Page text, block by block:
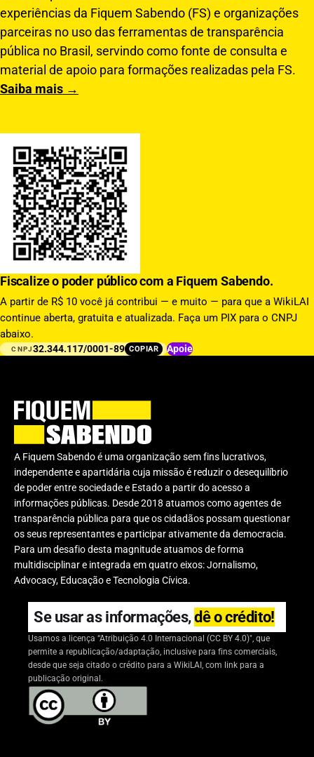
experiências da Fiquem Sabendo (FS) e organizações
parceiras no uso das ferramentas de transparência
pública no Brasil, servindo como fonte de consulta e
material de apoio para formações realizadas pela FS.
Saiba mais →
Fiscalize o poder público com a Fiquem Sabendo.
A partir de R$ 10 você já contribui — e muito — para que a WikiLAI
continue aberta, gratuita e atualizada. Faça um PIX para o CNPJ
abaixo.
CNPJ32.344.117/0001-89 COPIAR Apoie
A Fiquem Sabendo é uma organização sem fins lucrativos,
independente e apartidária cuja missão é reduzir o desequilíbrio
de poder entre sociedade e Estado a partir do acesso a
informações públicas. Desde 2018 atuamos como agentes de
transparência pública para que os cidadãos possam questionar
os seus representantes e participar ativamente da democracia.
Para um desafio desta magnitude atuamos de forma
multidisciplinar e integrada em quatro eixos: Jornalismo,
Advocacy, Educação e Tecnologia Cívica.
Se usar as informações,dê o crédito!
Usamos a licença “Atribuição 4.0 Internacional (CC BY 4.0)", que
permite a republicação/adaptação, inclusive para fins comerciais,
desde que seja citado o crédito para a WikiLAI, com link para a
publicação original.